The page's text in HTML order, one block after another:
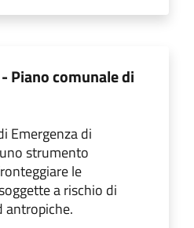
Piano comunale di
Emergenza di
strumento
le
a rischio di
antropiche.